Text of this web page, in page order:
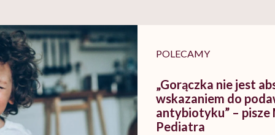
pracy
POLECAMY
„Gorączka nie jest
wskazaniem do
antybiotyku” – pisze
Pediatra